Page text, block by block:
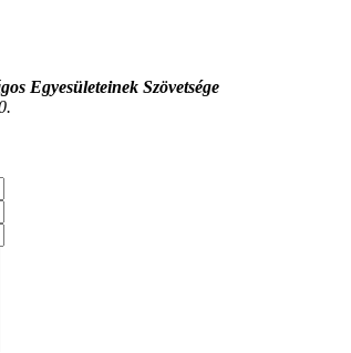
Egyesületeinek Szövetsége